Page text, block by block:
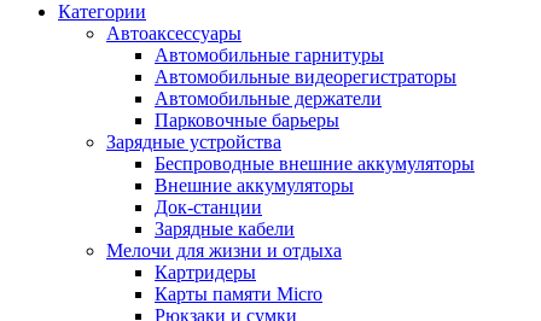
Категории
Автоаксессуары
Автомобильные гарнитуры
Автомобильные видеорегистраторы
Автомобильные держатели
Парковочные барьеры
Зарядные устройства
Беспроводные внешние аккумуляторы
Внешние аккумуляторы
Док-станции
Зарядные кабели
Мелочи для жизни и отдыха
Картридеры
Карты памяти Micro
Рюкзаки и сумки